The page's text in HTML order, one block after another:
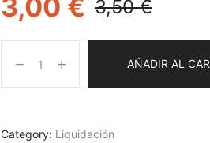
3,50€
3,00 €
AÑADIR AL
Category: Liquidación